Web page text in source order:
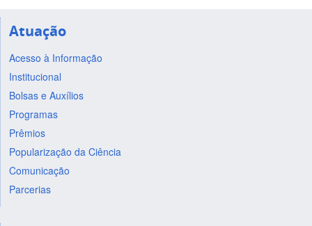
Atuação
Acesso à Informação
Institucional
Bolsas e Auxílios
Programas
Prêmios
Popularização da Ciência
Comunicação
Parcerias